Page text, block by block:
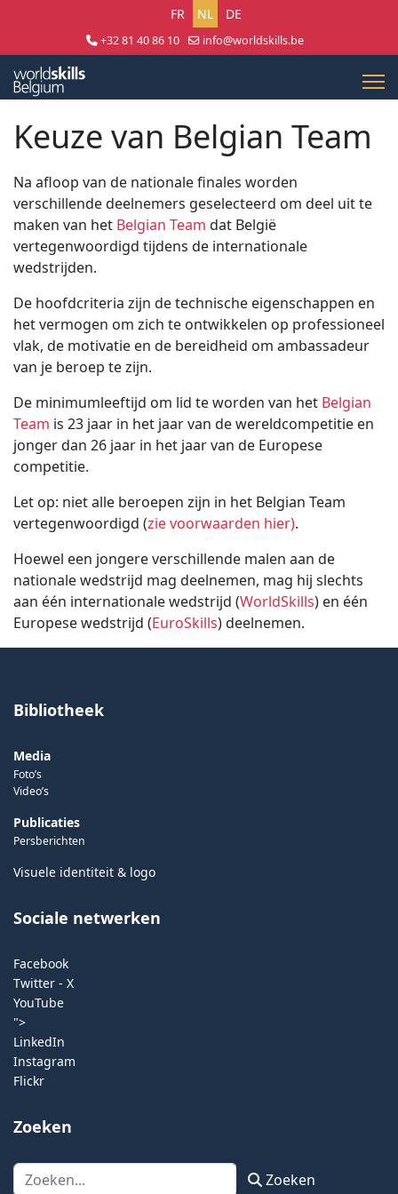
Selecteer uw taal
FR NL DE
+32 81 40 86 10
info@worldskills.be
Keuze van Belgian Team
Na afloop van de nationale finales worden
verschillende deelnemers geselecteerd om deel uit te
maken van het Belgian Team dat België
vertegenwoordigd tijdens de internationale
wedstrijden.
De hoofdcriteria zijn de technische eigenschappen en
het vermogen om zich te ontwikkelen op professioneel
vlak, de motivatie en de bereidheid om ambassadeur
van je beroep te zijn.
De minimumleeftijd om lid te worden van het Belgian
Team is 23 jaar in het jaar van de wereldcompetitie en
jonger dan 26 jaar in het jaar van de Europese
competitie.
Let op: niet alle beroepen zijn in het Belgian Team
vertegenwoordigd (zie voorwaarden hier).
Hoewel een jongere verschillende malen aan de
nationale wedstrijd mag deelnemen, mag hij slechts
aan één internationale wedstrijd (WorldSkills) en één
Europese wedstrijd (EuroSkills) deelnemen.
Bibliotheek
Media
Foto’s
Video’s
Publicaties
Persberichten
Visuele identiteit & logo
Sociale netwerken
Facebook
Twitter - X
YouTube
">
LinkedIn
Instagram
Flickr
Zoeken
Zoeken Zoeken